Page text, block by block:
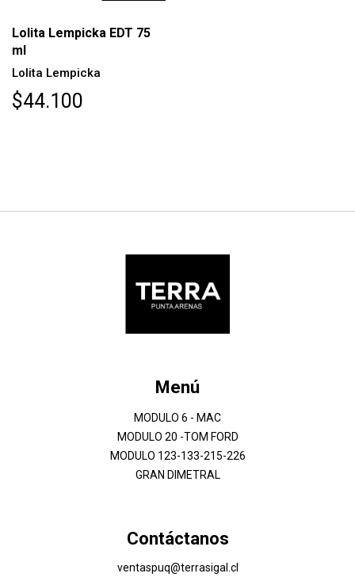
Lolita Lempicka EDT 75
ml
Lolita Lempicka
$44.100
Menú
MODULO 6 - MAC
MODULO 20 -TOM FORD
MODULO 123-133-215-226
GRAN DIMETRAL
Contáctanos
ventaspuq@terrasigal.cl